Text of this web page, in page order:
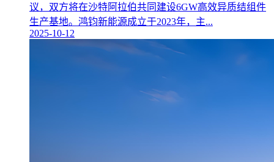
议，双方将在沙特阿拉伯共同建设6GW高效异质结组件
生产基地。鸿钧新能源成立于2023年，主...
2025-10-12